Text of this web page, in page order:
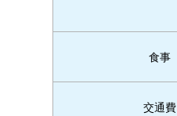
食事
交通費